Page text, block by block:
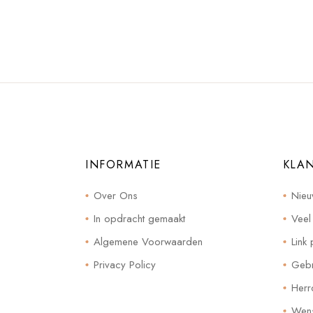
INFORMATIE
Over Ons
In opdracht gemaakt
Algemene Voorwaarden
Privacy Policy
Link